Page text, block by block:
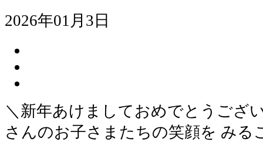
2026年01月3日
＼新年あけましておめでとうござ
さんのお子さまたちの笑顔を みる